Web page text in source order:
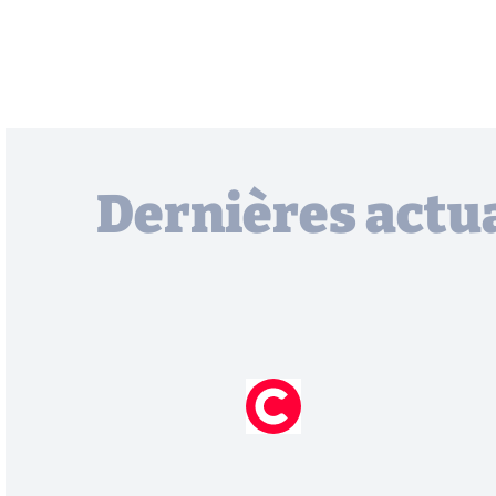
Dernières